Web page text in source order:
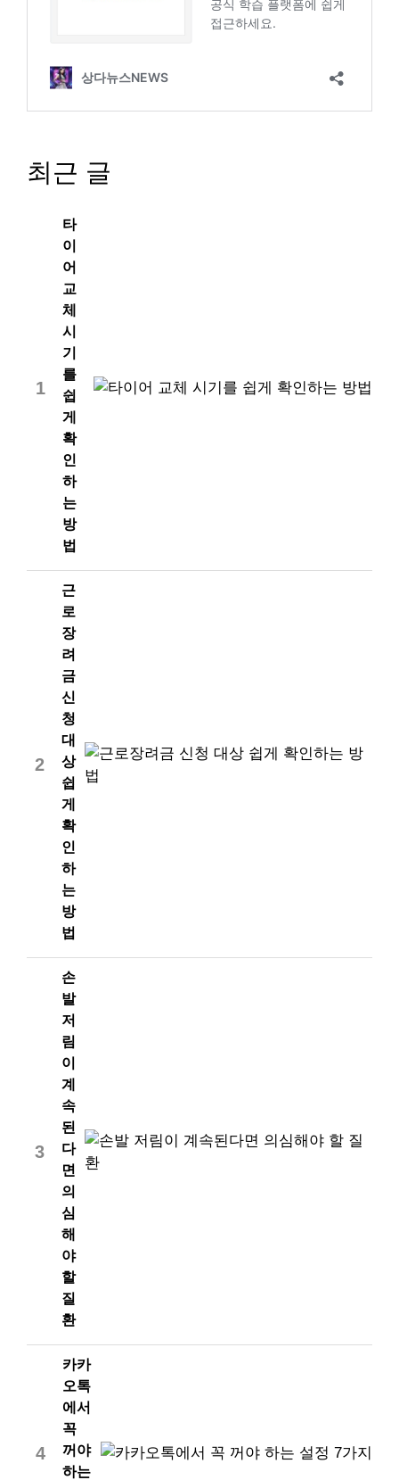
최근 글
1
타
이
어
교
체
시
기
를
쉽
게
확
인
하
는
방
법
2
근
로
장
려
금
신
청
대
상
쉽
게
확
인
하
는
방
법
3
손
발
저
림
이
계
속
된
다
면
의
심
해
야
할
질
환
4
카카
오톡
에서
꼭
꺼야
하는